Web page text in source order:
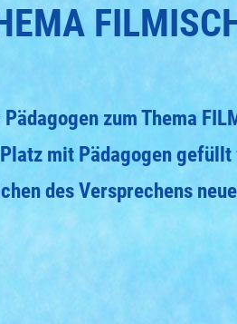
zum Thema
mit Pädagogen gefüllt
des Versprechens